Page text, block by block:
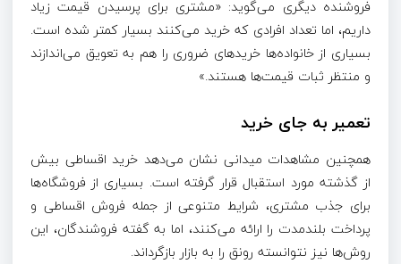
فروشنده‌ دیگری می‌گوید: «مشتری برای پرسیدن قیمت زیاد
داریم، اما تعداد افرادی که خرید می‌کنند بسیار کمتر شده است.
بسیاری از خانواده‌ها خریدهای ضروری را هم به تعویق می‌اندازند
و منتظر ثبات قیمت‌ها هستند.»
تعمیر به جای خرید
همچنین مشاهدات میدانی نشان می‌دهد خرید اقساطی بیش
از گذشته مورد استقبال قرار گرفته است. بسیاری از فروشگاه‌ها
برای جذب مشتری، شرایط متنوعی از جمله فروش اقساطی و
پرداخت بلندمدت را ارائه می‌کنند، اما به گفته فروشندگان، این
روش‌ها نیز نتوانسته رونق را به بازار بازگرداند.